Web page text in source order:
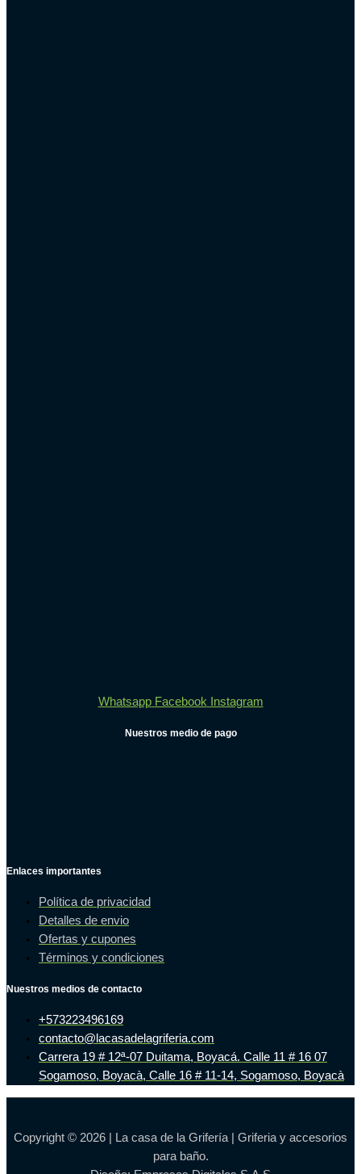
Whatsapp Facebook Instagram
Nuestros medio de pago
Enlaces importantes
Política de privacidad
Detalles de envio
Ofertas y cupones
Términos y condiciones
Nuestros medios de contacto
+573223496169
contacto@lacasadelagriferia.com
Carrera 19 # 12ª-07 Duitama, Boyacá. Calle 11 # 16 07
Sogamoso, Boyacà, Calle 16 # 11-14, Sogamoso, Boyacà
Copyright © 2026 | La casa de la Grifería | Griferia y accesorios
para baño.